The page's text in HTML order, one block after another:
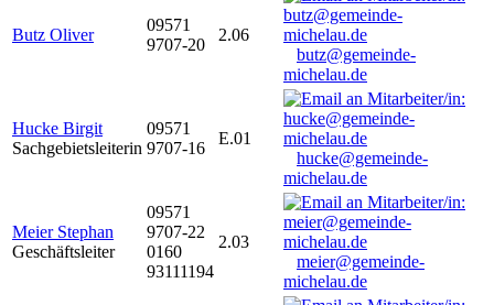
Butz Oliver
09571
9707-20
2.06
butz@gemeinde-
michelau.de
Hucke Birgit
Sachgebietsleiterin
09571
9707-16
E.01
hucke@gemeinde-
michelau.de
Meier Stephan
Geschäftsleiter
09571
9707-22
0160
93111194
2.03
meier@gemeinde-
michelau.de